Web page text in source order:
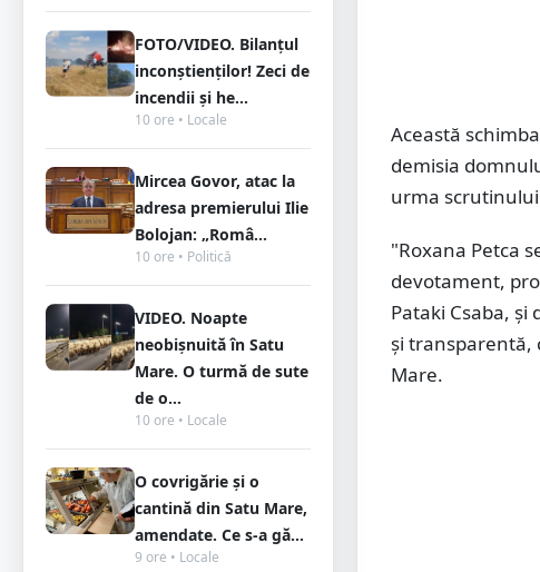
FOTO/VIDEO. Bilanțul
inconștienților! Zeci de
incendii și he...
10 ore • Locale
Mircea Govor, atac la
adresa premierului Ilie
Bolojan: „Româ...
10 ore • Politică
VIDEO. Noapte
neobișnuită în Satu
Mare. O turmă de sute
de o...
10 ore • Locale
O covrigărie și o
cantină din Satu Mare,
amendate. Ce s-a gă...
9 ore • Locale
Această
demisia
urma
"Roxana Petca
devotament,
Pataki Csaba,
și transparentă,
Mare.